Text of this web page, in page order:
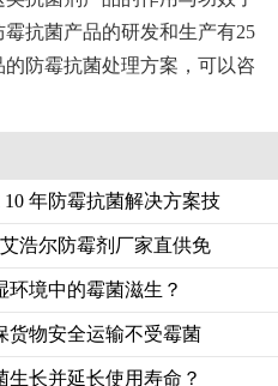
抗菌产品的研发和生产有25
防霉抗菌处理方案，可以咨
年防霉抗菌解决方案技
浩尔防霉剂厂家直供免
境中的霉菌滋生？
货物安全运输不受霉菌
长并延长使用寿命？